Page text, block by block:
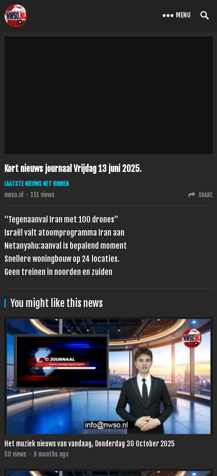
MENU
Kort nieuws journaal Vrijdag 13 juni 2025.
LAATSTE NIEUWS NET BINNEN
nwso.nl · 151 views SHARE
“Tegenaanval Iran met 100 drones”
Israël valt atoomprogramma Iran aan
Netanyahu:aanval is bepalend moment
Snellere woningbouw op 24 locaties.
Geen treinen in noorden en zuiden
You might like this news
Het muziek nieuws van vandaag, Donderdag 30 October 2025
50 views · 9 months ago